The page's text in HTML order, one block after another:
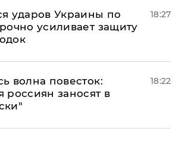
ударов Украины по
усиливает защиту
18:27
волна повесток:
россиян заносят в
18:22